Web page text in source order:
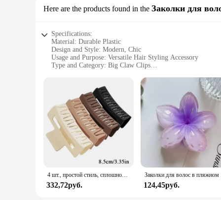
Here are the products found in the Заколки для
Specifications:
Material: Durable Plastic
Design and Style: Modern, Chic
Usage and Purpose: Versatile Hair Styling Accessory
Type and Category: Big Claw Clips
Features:
**Effortless Styling and Versatility**
Discover the ease of effortless styling with our Big Claw
serve as a stylish addition to your hair accessory
sleek ponytails to voluminous updos.
**Durable and Long-Lasting**
Crafted from high-quality, durable plastic, these Big Claw
you're at work, school, or enjoying a casual outing, these
**Ideal for Wholesale and Vendors**
4 шт., простой стиль, сплошной цвет, полый коготь акулы, заколка для волос на затылке, большой коготь для волос, аксессуары для волос
332,72руб. 124,45руб.